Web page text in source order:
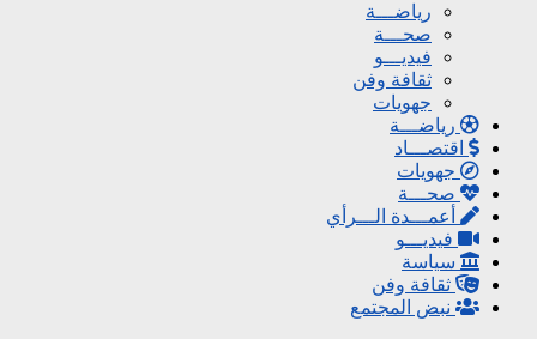
رياضـــة
صحـــة
فيديـــو
ثقافة وفن
جهويات
رياضـــة
اقتصـــاد
جهويات
صحـــة
أعمـــدة الـــرأي
فيديـــو
سياسة
ثقافة وفن
نبض المجتمع